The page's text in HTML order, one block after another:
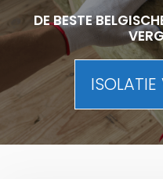
DE BESTE
ISOLATIE